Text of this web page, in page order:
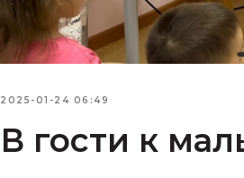
2025-01-24 06:49
В гости к